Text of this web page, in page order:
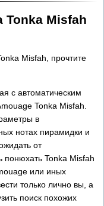
Misfah
Misfah, прочтите
с автоматическим
Tonka Misfah.
в
нотах пирамидки и
от
понюхать Tonka Misfah
или иных
только лично вы, а
поиск похожих